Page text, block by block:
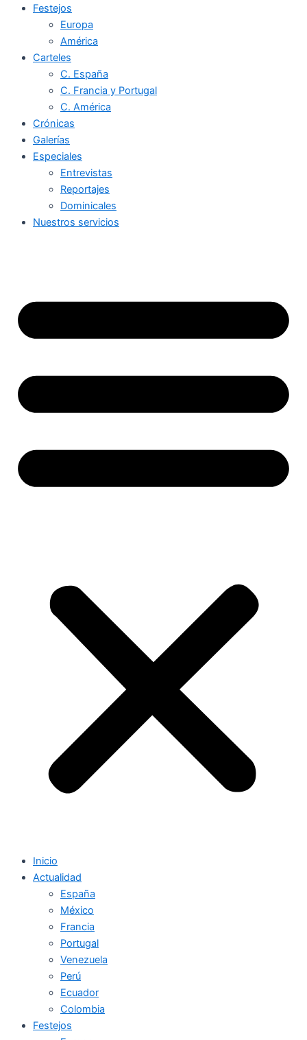
Festejos
Europa
América
Carteles
C. España
C. Francia y Portugal
C. América
Crónicas
Galerías
Especiales
Entrevistas
Reportajes
Dominicales
Nuestros servicios
Inicio
Actualidad
España
México
Francia
Portugal
Venezuela
Perú
Ecuador
Colombia
Festejos